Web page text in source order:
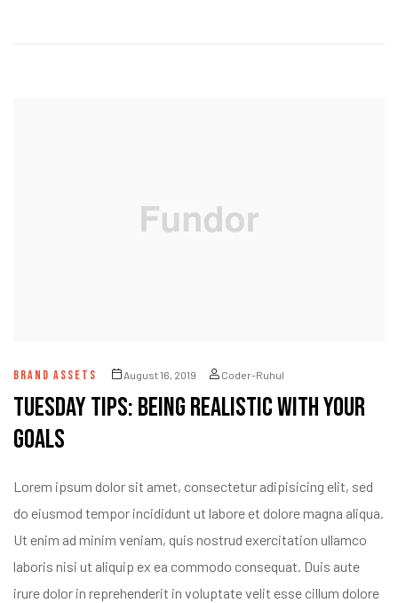
BRAND ASSETS August 16, 2019 Coder-Ruhul
Tuesday Tips: Being Realistic With Your
Goals
Lorem ipsum dolor sit amet, consectetur adipisicing elit, sed
do eiusmod tempor incididunt ut labore et dolore magna aliqua.
Ut enim ad minim veniam, quis nostrud exercitation ullamco
laboris nisi ut aliquip ex ea commodo consequat. Duis aute
irure dolor in reprehenderit in voluptate velit esse cillum dolore